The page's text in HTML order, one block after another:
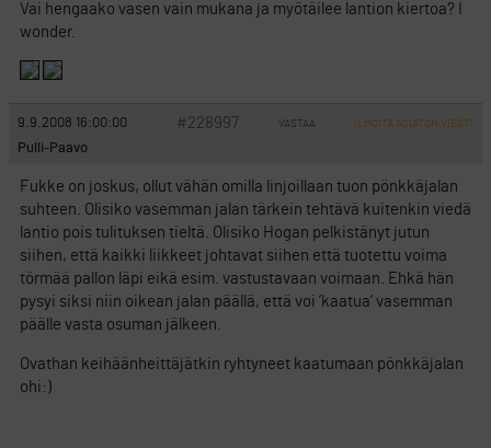
Vai hengaako vasen vain mukana ja myötäilee lantion kiertoa? I
wonder.
9.9.2008 16:00:00 #228997 VASTAA ILMOITA ASIATON VIESTI
Pulli-Paavo
Fukke on joskus, ollut vähän omilla linjoillaan tuon pönkkäjalan
suhteen. Olisiko vasemman jalan tärkein tehtävä kuitenkin viedä
lantio pois tulituksen tieltä. Olisiko Hogan pelkistänyt jutun
siihen, että kaikki liikkeet johtavat siihen että tuotettu voima
törmää pallon läpi eikä esim. vastustavaan voimaan. Ehkä hän
pysyi siksi niin oikean jalan päällä, että voi ’kaatua’ vasemman
päälle vasta osuman jälkeen.
Ovathan keihäänheittäjätkin ryhtyneet kaatumaan pönkkäjalan
ohi:)